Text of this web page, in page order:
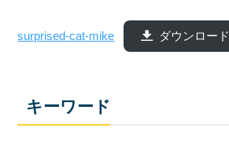
surprised-cat-mike ダウンロード
キーワード